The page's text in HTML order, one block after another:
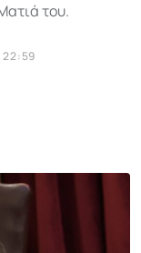
του.